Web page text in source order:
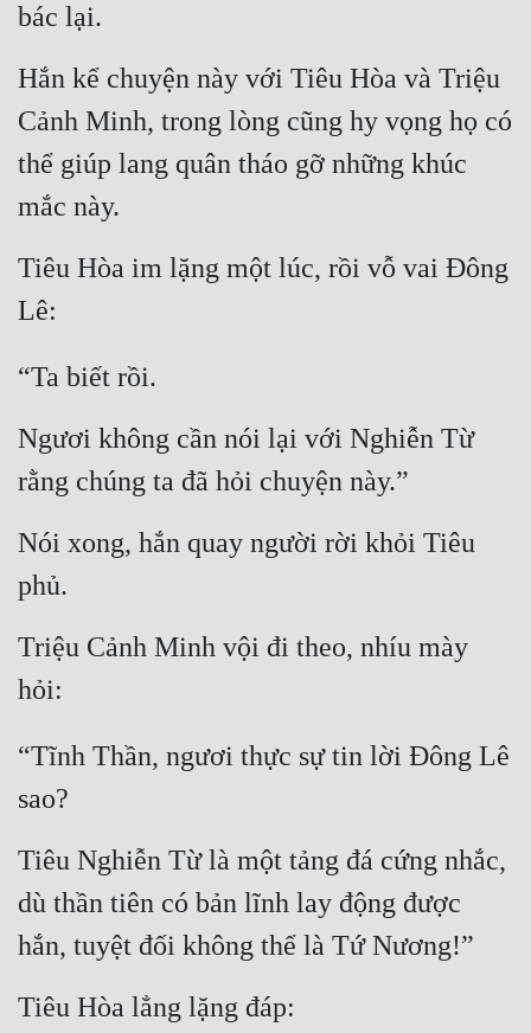
bác lại.
Hắn kể chuyện này với Tiêu Hòa và Triệu
Cảnh Minh, trong lòng cũng hy vọng họ có
thể giúp lang quân tháo gỡ những khúc
mắc này.
Tiêu Hòa im lặng một lúc, rồi vỗ vai Đông
Lê:
“Ta biết rồi.
Ngươi không cần nói lại với Nghiễn Từ
rằng chúng ta đã hỏi chuyện này.”
Nói xong, hắn quay người rời khỏi Tiêu
phủ.
Triệu Cảnh Minh vội đi theo, nhíu mày
hỏi:
“Tĩnh Thần, ngươi thực sự tin lời Đông Lê
sao?
Tiêu Nghiễn Từ là một tảng đá cứng nhắc,
dù thần tiên có bản lĩnh lay động được
hắn, tuyệt đối không thể là Tứ Nương!”
Tiêu Hòa lẳng lặng đáp: